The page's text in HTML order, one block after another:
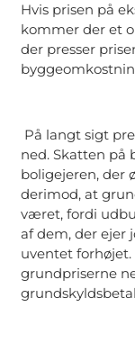
Hvis prisen på
kommer der et
der presser
På langt sigt
ned. Skatten på
boligejeren, der
derimod, at
været, fordi
af dem, der ejer
uventet
grundpriserne